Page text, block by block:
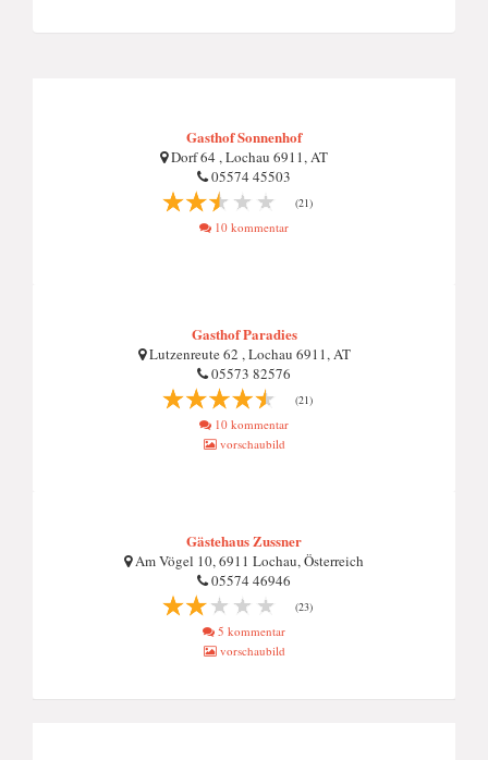
Gasthof Sonnenhof
Dorf 64 , Lochau 6911, AT
05574 45503
(21)
10 kommentar
Gasthof Paradies
Lutzenreute 62 , Lochau 6911, AT
05573 82576
(21)
10 kommentar
vorschaubild
Gästehaus Zussner
Am Vögel 10, 6911 Lochau, Österreich
05574 46946
(23)
5 kommentar
vorschaubild